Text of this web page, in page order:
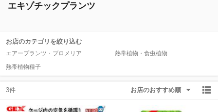
エキゾチックプランツ
お店のカテゴリを絞り込む
エアープランツ・ブロメリア
熱帯植物・食虫植物
熱帯植物種子
3件 お店のおすすめ順
Pontaパス特典対象すべて
除外ワード
Pontaパス特典対象すべて
除外ワード